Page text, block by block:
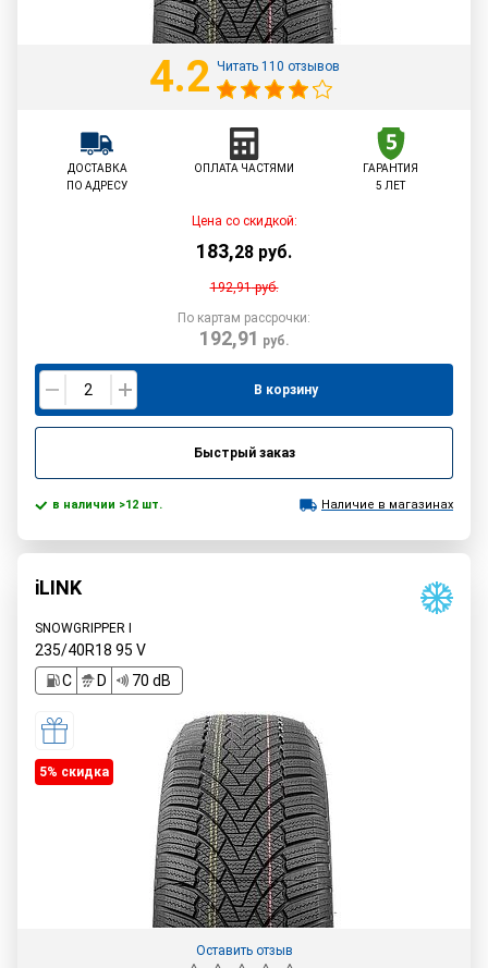
4.2 Читать 110 отзывов
ДОСТАВКА
ПО АДРЕСУ
ОПЛАТА ЧАСТЯМИ
ГАРАНТИЯ
5 ЛЕТ
Цена со скидкой:
183,28 руб.
192,91руб.
По картам рассрочки:
192,91 руб.
В корзину
Быстрый заказ
в наличии >12 шт. Наличие в магазинах
iLINK
SNOWGRIPPER I
235/40R18 95 V
C
D 70 dB
5% cкидка
Оставить отзыв